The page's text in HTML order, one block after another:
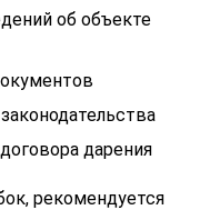
об объекте
дарения
рекомендуется